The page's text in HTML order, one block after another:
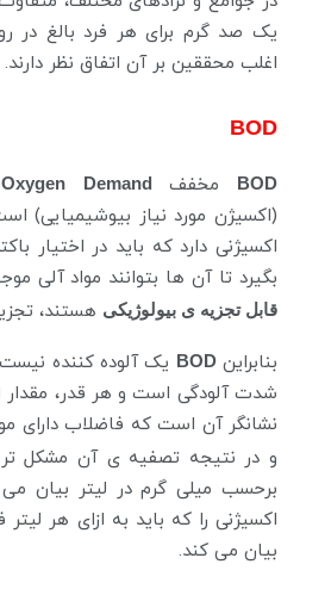
یک صد گرم برای هر فرد بالغ در
اغلب محققین بر آن اتفاق نظر دارند.
BOD
BOD مخفف Biochemical Oxygen Demand
(اکسیژن مورد نیاز بیوشیمیایی)
اکسیژنی دارد که باید در اختیار
بگیرد تا آن ها بتوانند مواد آلی
قابل تجزیه ی بیولوژیکی هستند،
بنابراینBOD یک آلوده کننده نیست
شدت آلودگی است و هر قدر، مقدار
نشانگر آن است که فاضلاب دارای
و در نتیجه تصفیه ی آن مشکل
برحسب میلی گرم در لیتر بیان
اکسیژنی را که باید به ازای هر
بیان می کند.